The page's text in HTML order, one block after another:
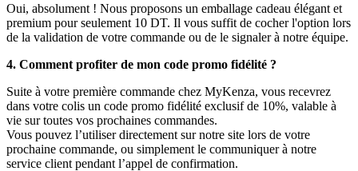
Oui, absolument ! Nous proposons un emballage cadeau élégant et
premium pour seulement 10 DT. Il vous suffit de cocher l'option lors
de la validation de votre commande ou de le signaler à notre équipe.
4. Comment profiter de mon code promo fidélité ?
Suite à votre première commande chez MyKenza, vous recevrez
dans votre colis un code promo fidélité exclusif de 10%, valable à
vie sur toutes vos prochaines commandes.
Vous pouvez l’utiliser directement sur notre site lors de votre
prochaine commande, ou simplement le communiquer à notre
service client pendant l’appel de confirmation.